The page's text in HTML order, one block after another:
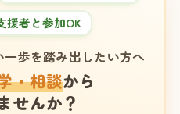
援者と参加OK
歩を踏み出したい方へ
・相談から
せんか？